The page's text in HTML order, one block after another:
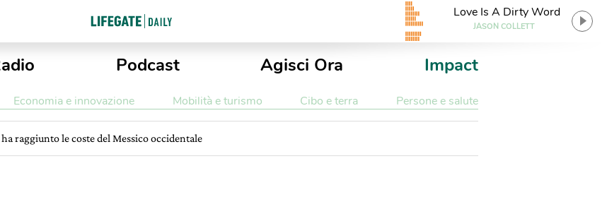
Love Is A Dirty Word
JASON COLLETT
Podcast Agisci Ora Impact
Economia e innovazione Mobilità e turismo Cibo e terra Persone e salute
raggiunto le coste del Messico occidentale